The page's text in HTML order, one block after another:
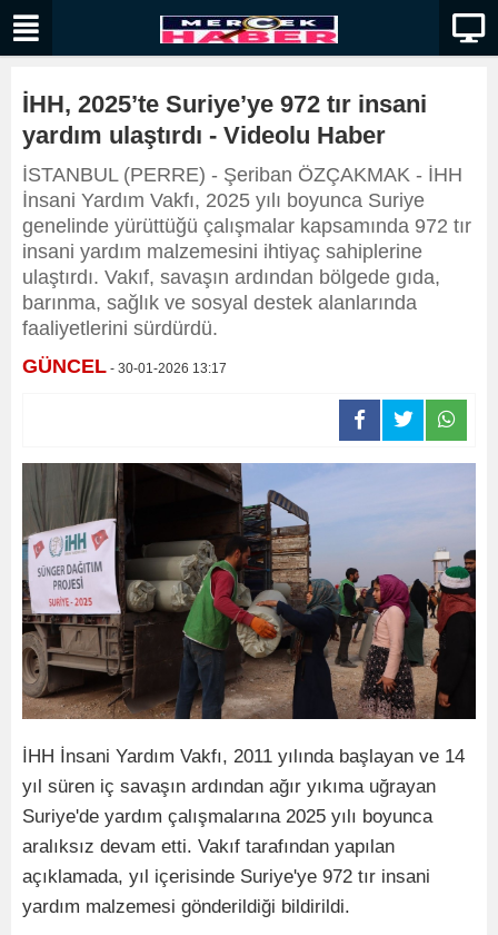
İHH, 2025’te Suriye’ye 972 tır insani
yardım ulaştırdı - Videolu Haber
İSTANBUL (PERRE) - Şeriban ÖZÇAKMAK - İHH
İnsani Yardım Vakfı, 2025 yılı boyunca Suriye
genelinde yürüttüğü çalışmalar kapsamında 972 tır
insani yardım malzemesini ihtiyaç sahiplerine
ulaştırdı. Vakıf, savaşın ardından bölgede gıda,
barınma, sağlık ve sosyal destek alanlarında
faaliyetlerini sürdürdü.
GÜNCEL - 30-01-2026 13:17
İHH İnsani Yardım Vakfı, 2011 yılında başlayan ve 14
yıl süren iç savaşın ardından ağır yıkıma uğrayan
Suriye'de yardım çalışmalarına 2025 yılı boyunca
aralıksız devam etti. Vakıf tarafından yapılan
açıklamada, yıl içerisinde Suriye'ye 972 tır insani
yardım malzemesi gönderildiği bildirildi.